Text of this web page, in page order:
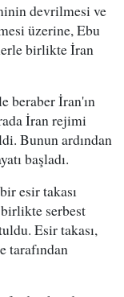
devrilmesi ve
üzerine, Ebu
birlikte İran
beraber İran'ın
İran rejimi
Bunun ardından
başladı.
esir takası
serbest
Esir takası,
tarafından